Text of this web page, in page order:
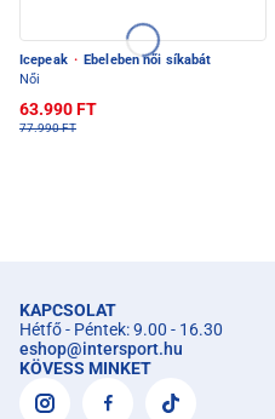
Icepeak · Ebeleben női síkabát
Női
63.990 FT
77.990 FT
KAPCSOLAT
Hétfő - Péntek: 9.00 - 16.30
eshop@intersport.hu
KÖVESS MINKET